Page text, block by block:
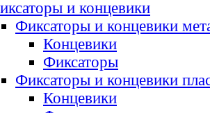
и концевики
Фиксаторы и концевики
Концевики
Фиксаторы
Фиксаторы и концевики
Концевики